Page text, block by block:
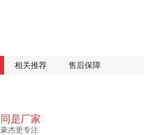
相关推荐 售后保障
同是厂家
豪杰更专注